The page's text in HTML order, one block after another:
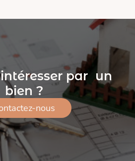
par un
bien ?
nous